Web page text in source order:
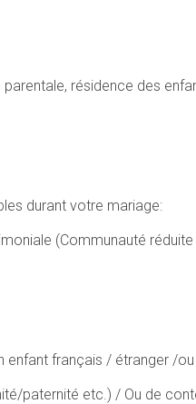
résidence des
durant votre mariage:
(Communauté
enfant français / étranger /
paternité etc.) / Ou de